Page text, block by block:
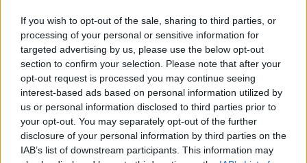
If you wish to opt-out of the sale, sharing to third parties, or
processing of your personal or sensitive information for
targeted advertising by us, please use the below opt-out
section to confirm your selection. Please note that after your
opt-out request is processed you may continue seeing
interest-based ads based on personal information utilized by
us or personal information disclosed to third parties prior to
your opt-out. You may separately opt-out of the further
disclosure of your personal information by third parties on the
IAB’s list of downstream participants. This information may
Később a weboldal a szolgáltatási feltételek
megsértésére hivatkozva levette ezt a kampányt, és
az összegeket hiánytalanul visszautaltaa mintegy
3700 adakozónak.